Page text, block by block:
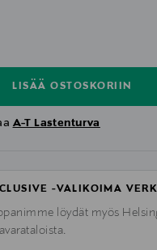
LISÄÄ OSTOSKORIIN
A-T Lastenturva
-VALIKOIMA
löydät myös